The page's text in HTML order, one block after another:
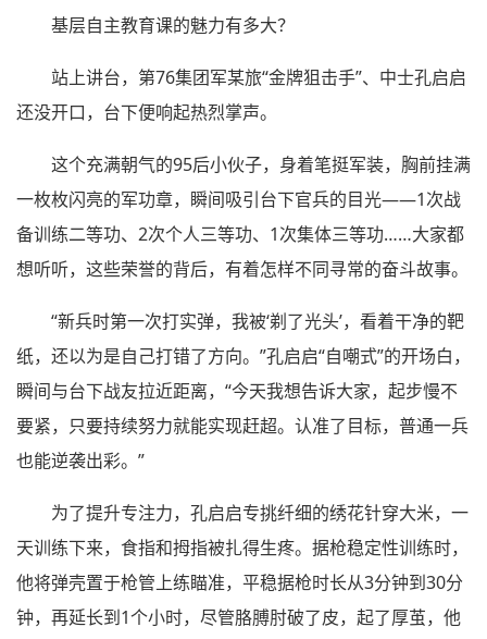
基层自主教育课的魅力有多大？
站上讲台，第76集团军某旅“金牌狙击手”、中士孔启启
还没开口，台下便响起热烈掌声。
这个充满朝气的95后小伙子，身着笔挺军装，胸前挂满
一枚枚闪亮的军功章，瞬间吸引台下官兵的目光——1次战
备训练二等功、2次个人三等功、1次集体三等功……大家都
想听听，这些荣誉的背后，有着怎样不同寻常的奋斗故事。
“新兵时第一次打实弹，我被‘剃了光头’，看着干净的靶
纸，还以为是自己打错了方向。”孔启启“自嘲式”的开场白，
瞬间与台下战友拉近距离，“今天我想告诉大家，起步慢不
要紧，只要持续努力就能实现赶超。认准了目标，普通一兵
也能逆袭出彩。”
为了提升专注力，孔启启专挑纤细的绣花针穿大米，一
天训练下来，食指和拇指被扎得生疼。据枪稳定性训练时，
他将弹壳置于枪管上练瞄准，平稳据枪时长从3分钟到30分
钟，再延长到1个小时，尽管胳膊肘破了皮，起了厚茧，他